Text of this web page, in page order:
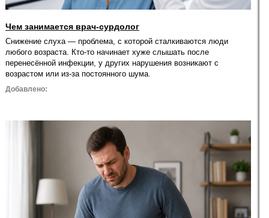
Чем занимается врач-сурдолог
Снижение слуха — проблема, с которой сталкиваются люди
любого возраста. Кто-то начинает хуже слышать после
перенесённой инфекции, у других нарушения возникают с
возрастом или из-за постоянного шума.
Добавлено: